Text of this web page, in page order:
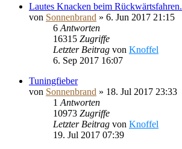
Lautes Knacken beim Rückwärtsfahren.
von Sonnenbrand » 6. Jun 2017 21:15
6 Antworten
16315 Zugriffe
Letzter Beitrag von Knoffel
6. Sep 2017 16:07
Tuningfieber
von Sonnenbrand » 18. Jul 2017 23:33
1 Antworten
10973 Zugriffe
Letzter Beitrag von Knoffel
19. Jul 2017 07:39